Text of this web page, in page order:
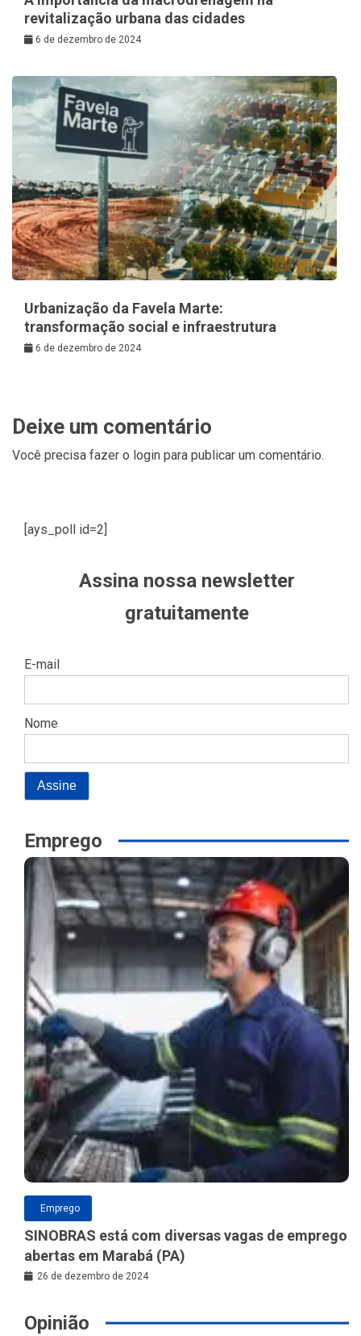
revitalização urbana das cidades
6 de dezembro de 2024
Urbanização da Favela Marte:
transformação social e infraestrutura
6 de dezembro de 2024
Deixe um comentário
Você precisa fazer o login para publicar um comentário.
[ays_poll id=2]
Assina nossa newsletter
gratuitamente
E-mail
Nome
Emprego
Emprego
SINOBRAS está com diversas vagas de emprego
abertas em Marabá (PA)
26 de dezembro de 2024
Opinião